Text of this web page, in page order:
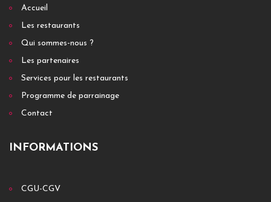
Accueil
Les restaurants
Qui sommes-nous ?
Les partenaires
Services pour les restaurants
Programme de parrainage
Contact
INFORMATIONS
CGU-CGV